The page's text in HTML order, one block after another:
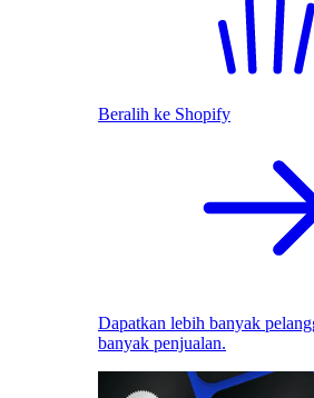
Beralih ke Shopify
Dapatkan lebih banyak
banyak penjualan.